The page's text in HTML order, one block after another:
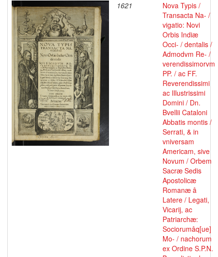
1621
Nova Typis /
Transacta Na- /
vigatio: Novi
Orbis Indiæ
Occi- / dentalis /
Admodvm Re- /
verendissimorvm
PP. / ac FF.
Reverendissimi
ac Illustrissimi
Domini / Dn.
Bvellii Cataloni
Abbatis montis /
Serrati, & in
vniversam
Americam, sive
Novum / Orbem
Sacræ Sedis
Apostolicæ
Romanæ â
Latere / Legati,
Vicarij, ac
Patriarchæ:
Sociorumâq[ue]
Mo- / nachorum
ex Ordine S.P.N.